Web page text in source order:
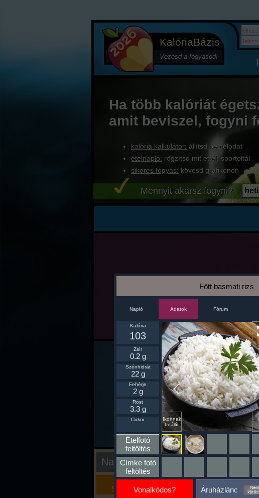
KalóriaBázis
Vezesd a fogyásod!
Ha több kalóriát
amit beviszel, fogyni
kalória kalkulátor: állítsd be célodat
ételnapló: rögzítsd mit ettél, sportoltál
sikeres fogyás: kövesd grafikonon
Mennyit akarsz fogyni?
Nap kiértékelése
Kalória
Szimulátor
Szöveges
Értékelés
Főtt basmati rizs
Napló Adatok Fórum
Ikonnak
beállít
Kalória
103
Zsír
0.2 g
Szénhidrát
22 g
Fehérje
2 g
Rost
3.3 g
Cukor
Ételfotó
feltöltés
Címke fotó
feltöltés
Vonalkódos? Áruházlánc